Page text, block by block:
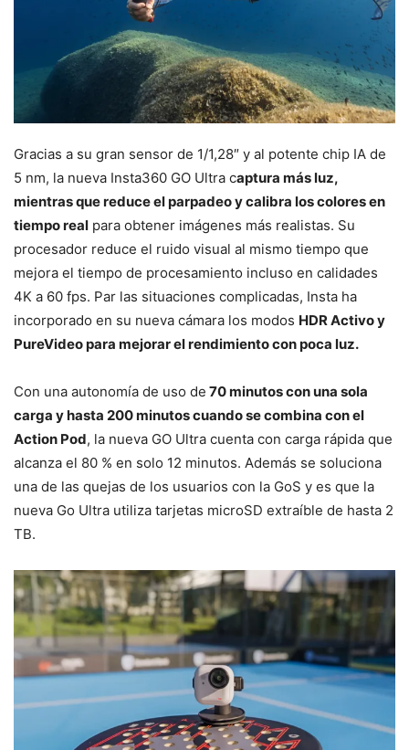
Gracias a su gran sensor de 1/1,28″ y al potente chip IA de
5 nm, la nueva Insta360 GO Ultra captura más luz,
mientras que reduce el parpadeo y calibra los colores en
tiempo real para obtener imágenes más realistas. Su
procesador reduce el ruido visual al mismo tiempo que
mejora el tiempo de procesamiento incluso en calidades
4K a 60 fps. Par las situaciones complicadas, Insta ha
incorporado en su nueva cámara los modos HDR Activo y
PureVideo para mejorar el rendimiento con poca luz.
Con una autonomía de uso de 70 minutos con una sola
carga y hasta 200 minutos cuando se combina con el
Action Pod, la nueva GO Ultra cuenta con carga rápida que
alcanza el 80 % en solo 12 minutos. Además se soluciona
una de las quejas de los usuarios con la GoS y es que la
nueva Go Ultra utiliza tarjetas microSD extraíble de hasta 2
TB.